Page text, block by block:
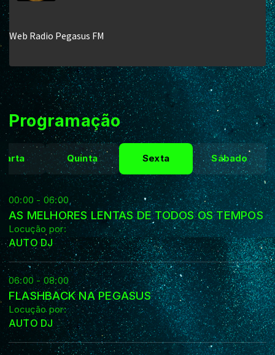
Programação
Quinta Sexta Sábado
00:00 - 06:00
AS MELHORES LENTAS DE TODOS OS TEMPOS
Locução por:
AUTO DJ
06:00 - 08:00
FLASHBACK NA PEGASUS
Locução por:
AUTO DJ